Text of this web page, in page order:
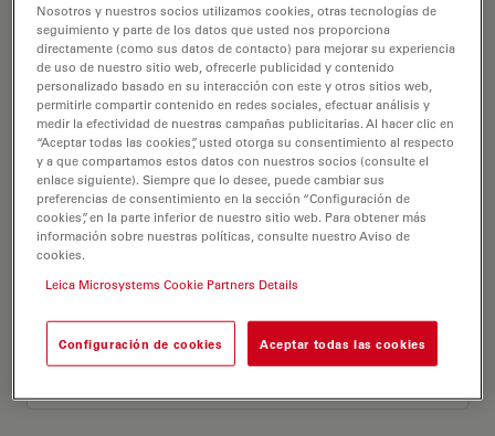
Este es mi perfil
Título académico opcional
Nombre
Apellido
Nosotros y nuestros socios utilizamos cookies, otras tecnologías de
seguimiento y parte de los datos que usted nos proporciona
directamente (como sus datos de contacto) para mejorar su experiencia
de uso de nuestro sitio web, ofrecerle publicidad y contenido
personalizado basado en su interacción con este y otros sitios web,
permitirle compartir contenido en redes sociales, efectuar análisis y
medir la efectividad de nuestras campañas publicitarias. Al hacer clic en
“Aceptar todas las cookies”, usted otorga su consentimiento al respecto
y a que compartamos estos datos con nuestros socios (consulte el
enlace siguiente). Siempre que lo desee, puede cambiar sus
preferencias de consentimiento en la sección “Configuración de
cookies”, en la parte inferior de nuestro sitio web. Para obtener más
información sobre nuestras políticas, consulte nuestro Aviso de
cookies.
Leica Microsystems Cookie Partners Details
Configuración de cookies Aceptar todas las cookies